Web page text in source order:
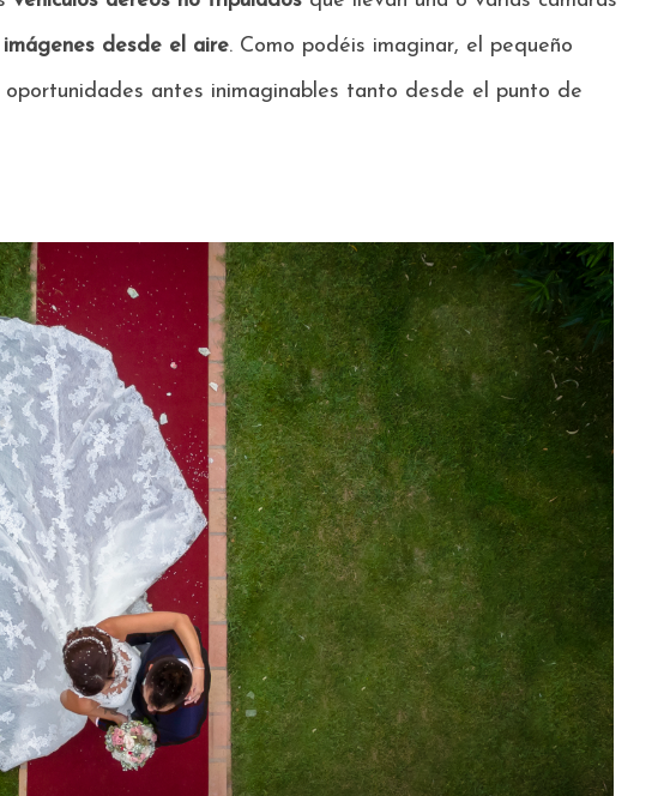
desde el aire. Como podéis imaginar, el pequeño
oportunidades antes inimaginables tanto desde el punto de